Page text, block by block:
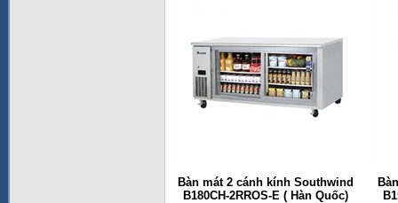
Bàn mát 2 cánh kính Southwind
B180CH-2RROS-E ( Hàn Quốc)